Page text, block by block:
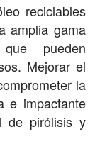
reciclables
amplia gama
pueden
Mejorar el
la
e impactante
de pirólisis y